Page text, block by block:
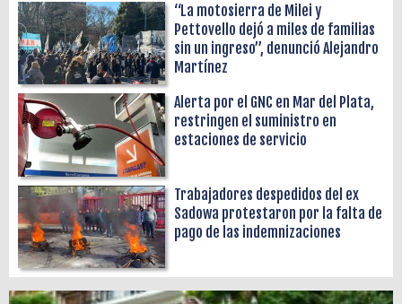
“La motosierra de Milei y
Pettovello dejó a miles de familias
sin un ingreso”, denunció Alejandro
Martínez
Alerta por el GNC en Mar del Plata,
restringen el suministro en
estaciones de servicio
Trabajadores despedidos del ex
Sadowa protestaron por la falta de
pago de las indemnizaciones